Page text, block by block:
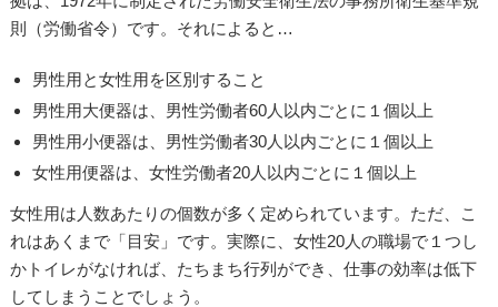
則（労働省令）です。それによると…
男性用と女性用を区別すること
男性用大便器は、男性労働者60人以内ごとに１個以上
男性用小便器は、男性労働者30人以内ごとに１個以上
女性用便器は、女性労働者20人以内ごとに１個以上
女性用は人数あたりの個数が多く定められています。ただ、こ
れはあくまで「目安」です。実際に、女性20人の職場で１つし
かトイレがなければ、たちまち行列ができ、仕事の効率は低下
してしまうことでしょう。